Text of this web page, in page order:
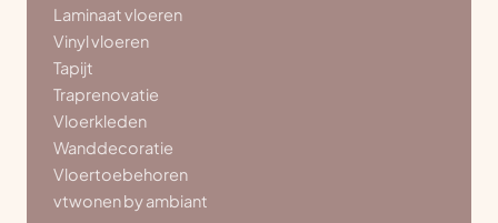
Laminaat vloeren
Vinyl vloeren
Tapijt
Traprenovatie
Vloerkleden
Wanddecoratie
Vloertoebehoren
vtwonen by ambiant